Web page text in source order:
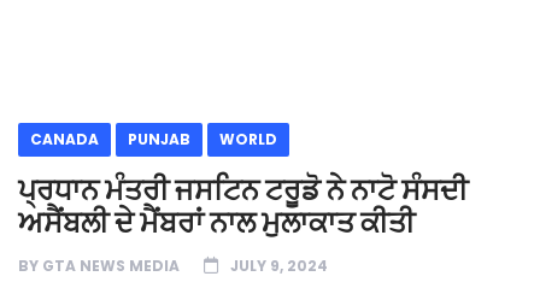
CANADA PUNJAB WORLD
ਪ੍ਰਧਾਨ ਮੰਤਰੀ ਜਸਟਿਨ ਟਰੂਡੋ ਨੇ ਨਾਟੋ ਸੰਸਦੀ
ਅਸੈਂਬਲੀ ਦੇ ਮੈਂਬਰਾਂ ਨਾਲ ਮੁਲਾਕਾਤ ਕੀਤੀ
BY GTA NEWS MEDIA JULY 9, 2024